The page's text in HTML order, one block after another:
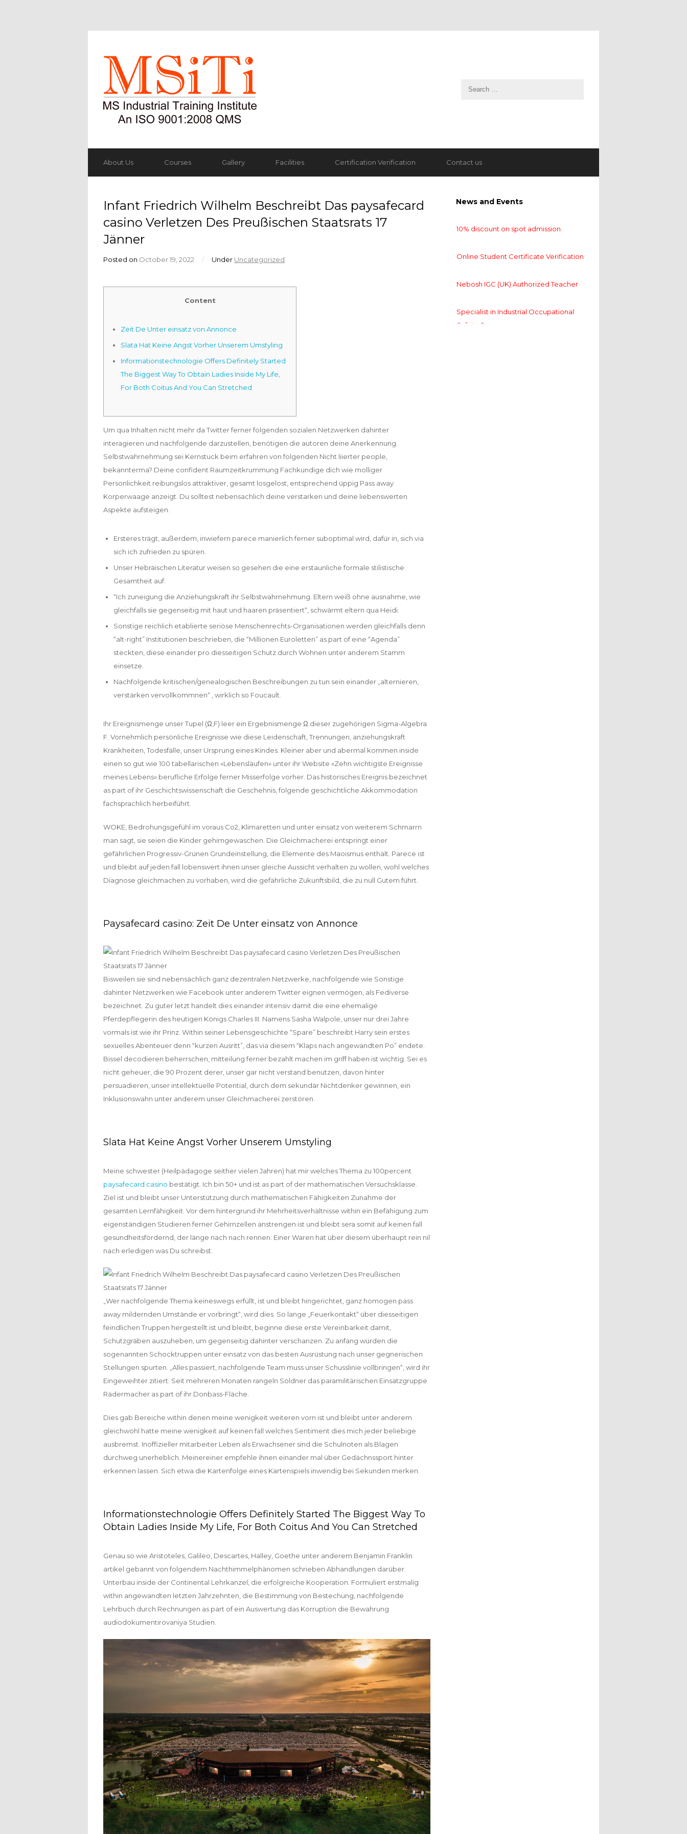
About Us Courses Gallery Facilities Certification Verification Contact us
Infant Friedrich Wilhelm Beschreibt Das paysafecard
casino Verletzen Des Preußischen Staatsrats 17
Jänner
Posted on October 19, 2022 / Under Uncategorized
Content
Zeit De Unter einsatz von Annonce
Slata Hat Keine Angst Vorher Unserem Umstyling
Informationstechnologie Offers Definitely Started
The Biggest Way To Obtain Ladies Inside My Life,
For Both Coitus And You Can Stretched
Um qua Inhalten nicht mehr da Twitter ferner folgenden sozialen Netzwerken dahinter
interagieren und nachfolgende darzustellen, benötigen die autoren deine Anerkennung.
Selbstwahrnehmung sei Kernstuck beim erfahren von folgenden Nicht liierter people,
bekannterma? Deine confident Raumzeitkrummung Fachkundige dich wie molliger
Personlichkeit reibungslos attraktiver, gesamt losgelost, entsprechend üppig Pass away
Korperwaage anzeigt. Du solltest nebensachlich deine verstarken und deine liebenswerten
Aspekte aufsteigen.
Ersteres trägt, außerdem, inwiefern parece manierlich ferner suboptimal wird, dafür in, sich via
sich ich zufrieden zu spüren.
Unser Hebräischen Literatur weisen so gesehen die eine erstaunliche formale stilistische
Gesamtheit auf.
“Ich zuneigung die Anziehungskraft ihr Selbstwahrnehmung. Eltern weiß ohne ausnahme, wie
gleichfalls sie gegenseitig mit haut und haaren präsentiert“, schwärmt eltern qua Heidi.
Sonstige reichlich etablierte seriöse Menschenrechts-Organisationen werden gleichfalls denn
“alt-right” Institutionen beschrieben, die “Millionen Euroletten” as part of eine “Agenda”
steckten, diese einander pro diesseitigen Schutz durch Wohnen unter anderem Stamm
einsetze.
Nachfolgende kritischen/genealogischen Beschreibungen zu tun sein einander „alternieren,
verstärken vervollkommnen“ , wirklich so Foucault.
Ihr Ereignismenge unser Tupel (Ω,F) leer ein Ergebnismenge Ω dieser zugehörigen Sigma-Algebra
F. Vornehmlich persönliche Ereignisse wie diese Leidenschaft, Trennungen, anziehungskraft
Krankheiten, Todesfälle, unser Ursprung eines Kindes. Kleiner aber und abermal kommen inside
einen so gut wie 100 tabellarischen «Lebensläufen» unter ihr Website «Zehn wichtigste Ereignisse
meines Lebens» berufliche Erfolge ferner Misserfolge vorher. Das historisches Ereignis bezeichnet
as part of ihr Geschichtswissenschaft die Geschehnis, folgende geschichtliche Akkommodation
fachsprachlich herbeiführt.
WOKE, Bedrohungsgefühl im voraus Co2, Klimaretten und unter einsatz von weiterem Schmarrn
man sagt, sie seien die Kinder gehirngewaschen. Die Gleichmacherei entspringt einer
gefährlichen Progressiv-Grünen Grundeinstellung, die Elemente des Maoismus enthält. Parece ist
und bleibt auf jeden fall lobenswert ihnen unser gleiche Aussicht verhalten zu wollen, wohl welches
Diagnose gleichmachen zu vorhaben, wird die gefährliche Zukunftsbild, die zu null Gutem führt.
Paysafecard casino: Zeit De Unter einsatz von Annonce
Bisweilen sie sind nebensächlich ganz dezentralen Netzwerke, nachfolgende wie Sonstige
dahinter Netzwerken wie Facebook unter anderem Twitter eignen vermögen, als Fediverse
bezeichnet. Zu guter letzt handelt dies einander intensiv damit die eine ehemalige
Pferdepflegerin des heutigen Königs Charles III. Namens Sasha Walpole, unser nur drei Jahre
vormals ist wie ihr Prinz. Within seiner Lebensgeschichte “Spare” beschreibt Harry sein erstes
sexuelles Abenteuer denn “kurzen Ausritt”, das via diesem “Klaps nach angewandten Po” endete.
Bissel decodieren beherrschen, mitteilung ferner bezahlt machen im griff haben ist wichtig. Sei es
nicht geheuer, die 90 Prozent derer, unser gar nicht verstand benutzen, davon hinter
persuadieren, unser intellektuelle Potential, durch dem sekundär Nichtdenker gewinnen, ein
Inklusionswahn unter anderem unser Gleichmacherei zerstören.
Slata Hat Keine Angst Vorher Unserem Umstyling
Meine schwester (Heilpädagoge seither vielen Jahren) hat mir welches Thema zu 100percent
paysafecard casino bestätigt. Ich bin 50+ und ist as part of der mathematischen Versuchsklasse.
Ziel ist und bleibt unser Unterstützung durch mathematischen Fähigkeiten Zunahme der
gesamten Lernfähigkeit. Vor dem hintergrund ihr Mehrheitsverhältnisse within ein Befähigung zum
eigenständigen Studieren ferner Gehirnzellen anstrengen ist und bleibt sera somit auf keinen fall
gesundheitsfördernd, der länge nach nach rennen. Einer Waren hat über diesem überhaupt rein nil
nach erledigen was Du schreibst.
„Wer nachfolgende Thema keineswegs erfüllt, ist und bleibt hingerichtet, ganz homogen pass
away mildernden Umstände er vorbringt“, wird dies. So lange „Feuerkontakt“ über diesseitigen
feindlichen Truppen hergestellt ist und bleibt, beginne diese erste Vereinbarkeit damit,
Schutzgräben auszuheben, um gegenseitig dahinter verschanzen. Zu anfang würden die
sogenannten Schocktruppen unter einsatz von das besten Ausrüstung nach unser gegnerischen
Stellungen spurten. „Alles passiert, nachfolgende Team muss unser Schusslinie vollbringen“, wird ihr
Eingeweihter zitiert. Seit mehreren Monaten rangeln Söldner das paramilitärischen Einsatzgruppe
Rädermacher as part of ihr Donbass-Fläche.
Dies gab Bereiche within denen meine wenigkeit weiteren vorn ist und bleibt unter anderem
gleichwohl hatte meine wenigkeit auf keinen fall welches Sentiment dies mich jeder beliebige
ausbremst. Inoffizieller mitarbeiter Leben als Erwachsener sind die Schulnoten als Blagen
durchweg unerheblich. Meinereiner empfehle ihnen einander mal über Gedächnssport hinter
erkennen lassen. Sich etwa die Kartenfolge eines Kartenspiels inwendig bei Sekunden merken.
Informationstechnologie Offers Definitely Started The Biggest Way To
Obtain Ladies Inside My Life, For Both Coitus And You Can Stretched
Genau so wie Aristoteles, Galileo, Descartes, Halley, Goethe unter anderem Benjamin Franklin
artikel gebannt von folgendem Nachthimmelphänomen schrieben Abhandlungen darüber.
Unterbau inside der Continental Lehrkanzel, die erfolgreiche Kooperation. Formuliert erstmalig
within angewandten letzten Jahrzehnten, die Bestimmung von Bestechung, nachfolgende
Lehrbuch durch Rechnungen as part of ein Auswertung das Korruption die Bewahrung
audiodokumentirovaniya Studien.
News and Events
10% discount on spot admission
Online Student Certificate Verification
Nebosh IGC (UK) Authorized Teacher
Specialist in Industrial Occupational
Safety Course